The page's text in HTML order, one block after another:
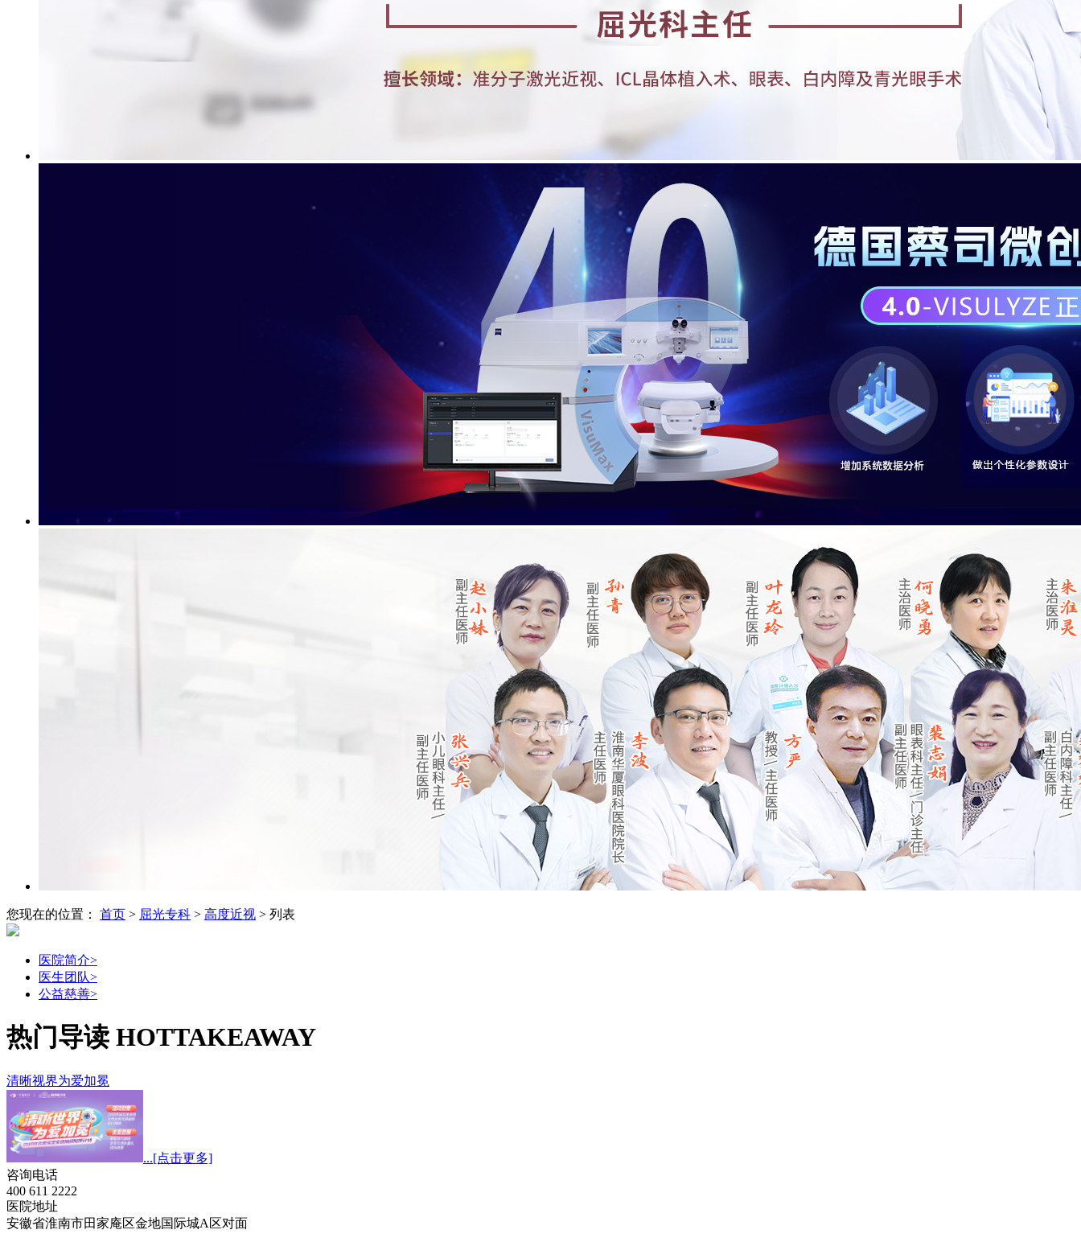
您现在的位置： 首页 > 屈光专科 > 高度近视 > 列表
医院简介>
医生团队>
公益慈善>
热门导读 HOTTAKEAWAY
清晰视界为爱加冕
...[点击更多]
咨询电话
400 611 2222
医院地址
安徽省淮南市田家庵区金地国际城A区对面